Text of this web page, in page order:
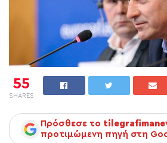
55
SHARES
Πρόσθεσε το
προτιμώμενη πηγή στη